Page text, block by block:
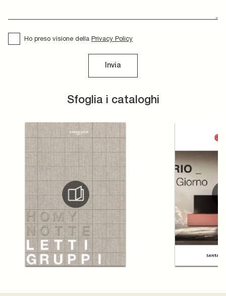
Sfoglia i cataloghi
Ho preso visione della Privacy Policy
Invia